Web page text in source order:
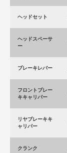
ヘッドセット
ヘッドスペーサ
ー
ブレーキレバー
フロントブレー
キキャリパー
リヤブレーキキ
ャリパー
クランク